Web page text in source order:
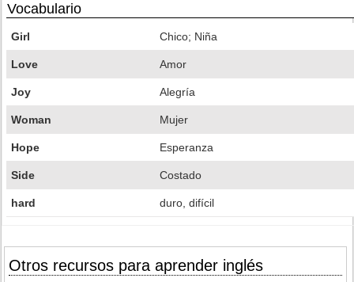
Vocabulario
Girl Chico; Niña
Love Amor
Joy Alegría
Woman Mujer
Hope Esperanza
Side Costado
hard duro, difícil
Otros recursos para aprender inglés